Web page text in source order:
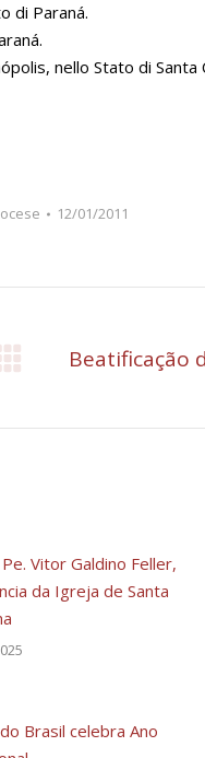
di Paraná.
nello Stato di Santa
12/01/2011
Próximo
Beatificação
Vitor Galdino Feller,
da Igreja de Santa
Brasil celebra Ano